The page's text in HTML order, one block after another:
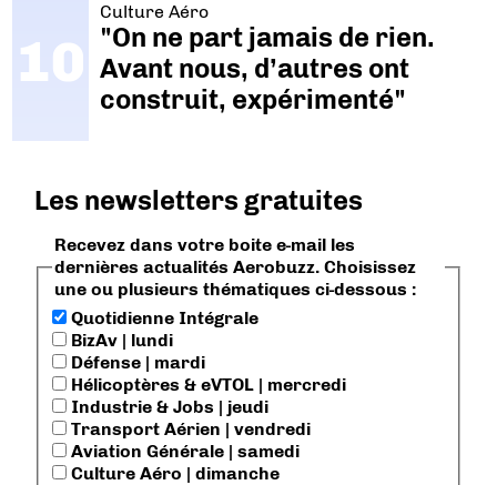
Culture Aéro
"On ne part jamais de rien.
Avant nous, d’autres ont
construit, expérimenté"
Les newsletters gratuites
Recevez dans votre boite e-mail les
dernières actualités Aerobuzz. Choisissez
une ou plusieurs thématiques ci-dessous :
Quotidienne Intégrale
BizAv | lundi
Défense | mardi
Hélicoptères & eVTOL | mercredi
Industrie & Jobs | jeudi
Transport Aérien | vendredi
Aviation Générale | samedi
Culture Aéro | dimanche